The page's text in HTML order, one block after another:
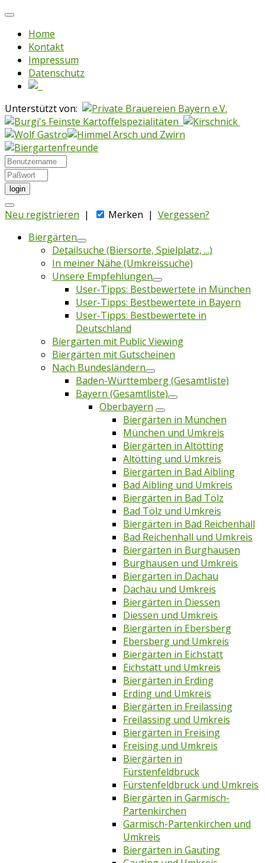
Home
Kontakt
Impressum
Datenschutz
Unterstützt von:
login
Neu registrieren | Merken | Vergessen?
Biergärten
Detailsuche (Biersorte, Spielplatz, ...)
In meiner Nähe (Umkreissuche)
Unsere Empfehlungen
User-Tipps: Bestbewertete in München
User-Tipps: Bestbewertete in Bayern
User-Tipps: Bestbewertete in
Deutschland
Biergärten mit Public Viewing
Biergärten mit Gutscheinen
Nach Bundesländern
Baden-Württemberg (Gesamtliste)
Bayern (Gesamtliste)
Oberbayern
Biergärten in München
München und Umkreis
Biergärten in Altötting
Altötting und Umkreis
Biergärten in Bad Aibling
Bad Aibling und Umkreis
Biergärten in Bad Tölz
Bad Tölz und Umkreis
Biergärten in Bad Reichenhall
Bad Reichenhall und Umkreis
Biergärten in Burghausen
Burghausen und Umkreis
Biergärten in Dachau
Dachau und Umkreis
Biergärten in Diessen
Diessen und Umkreis
Biergärten in Ebersberg
Ebersberg und Umkreis
Biergärten in Eichstätt
Eichstätt und Umkreis
Biergärten in Erding
Erding und Umkreis
Biergärten in Freilassing
Freilassing und Umkreis
Biergärten in Freising
Freising und Umkreis
Biergärten in
Fürstenfeldbruck
Fürstenfeldbruck und Umkreis
Biergärten in Garmisch-
Partenkirchen
Garmisch-Partenkirchen und
Umkreis
Biergärten in Gauting